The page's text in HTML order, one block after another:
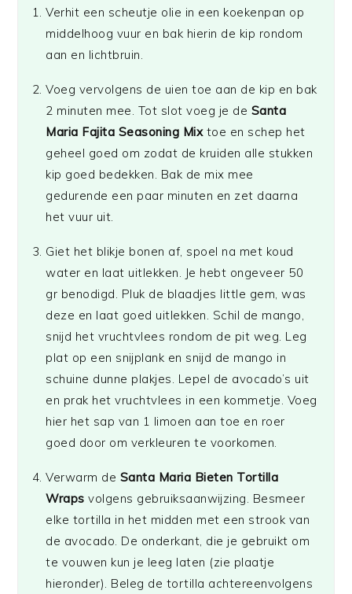
Verhit een scheutje olie in een koekenpan op
middelhoog vuur en bak hierin de kip rondom
aan en lichtbruin.
Voeg vervolgens de uien toe aan de kip en bak
2 minuten mee. Tot slot voeg je de Santa
Maria Fajita Seasoning Mixtoe en schep het
geheel goed om zodat de kruiden alle stukken
kip goed bedekken. Bak de mix mee
gedurende een paar minuten en zet daarna
het vuur uit.
Giet het blikje bonen af, spoel na met koud
water en laat uitlekken. Je hebt ongeveer 50
gr benodigd. Pluk de blaadjes little gem, was
deze en laat goed uitlekken. Schil de mango,
snijd het vruchtvlees rondom de pit weg. Leg
plat op een snijplank en snijd de mango in
schuine dunne plakjes. Lepel de avocado’s uit
en prak het vruchtvlees in een kommetje. Voeg
hier het sap van 1 limoen aan toe en roer
goed door om verkleuren te voorkomen.
Verwarm de Santa Maria Bieten Tortilla
Wraps volgens gebruiksaanwijzing. Besmeer
elke tortilla in het midden met een strook van
de avocado. De onderkant, die je gebruikt om
te vouwen kun je leeg laten (zie plaatje
hieronder). Beleg de tortilla achtereenvolgens